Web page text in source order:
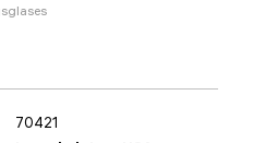
70421